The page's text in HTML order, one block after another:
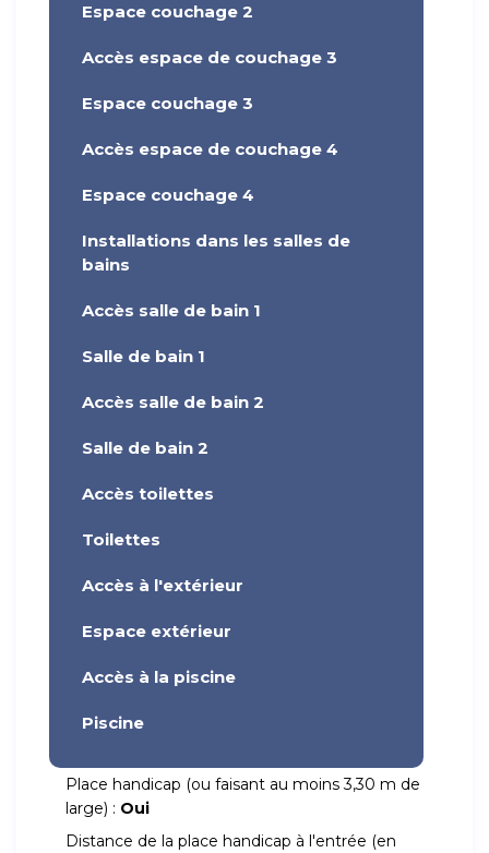
Espace couchage 2
Accès espace de couchage 3
Espace couchage 3
Accès espace de couchage 4
Espace couchage 4
Installations dans les salles de
bains
Accès salle de bain 1
Salle de bain 1
Accès salle de bain 2
Salle de bain 2
Accès toilettes
Toilettes
Accès à l'extérieur
Espace extérieur
Accès à la piscine
Piscine
Place handicap (ou faisant au moins 3,30 m de
large) : Oui
Distance de la place handicap à l'entrée (en